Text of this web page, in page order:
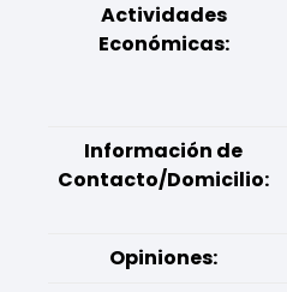
Actividades
Económicas:
Información de
Contacto/Domicilio:
Opiniones: